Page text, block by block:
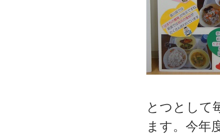
とつとして
ます。今年